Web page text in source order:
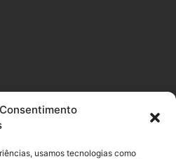
usamos tecnologias como